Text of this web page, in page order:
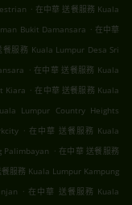
. 在中華 送餐服務 Kuala
Bukit Damansara . 在中華
餐服務 Kuala Lumpur Desa Sri
. 在中華 送餐服務 Kuala
Kiara . 在中華 送餐服務 Kuala
Lumpur Country Heights
. 在中華 送餐服務 Kuala
Palimbayan . 在中華 送餐服務
餐服務 Kuala Lumpur Kampung
. 在中華 送餐服務 Kuala